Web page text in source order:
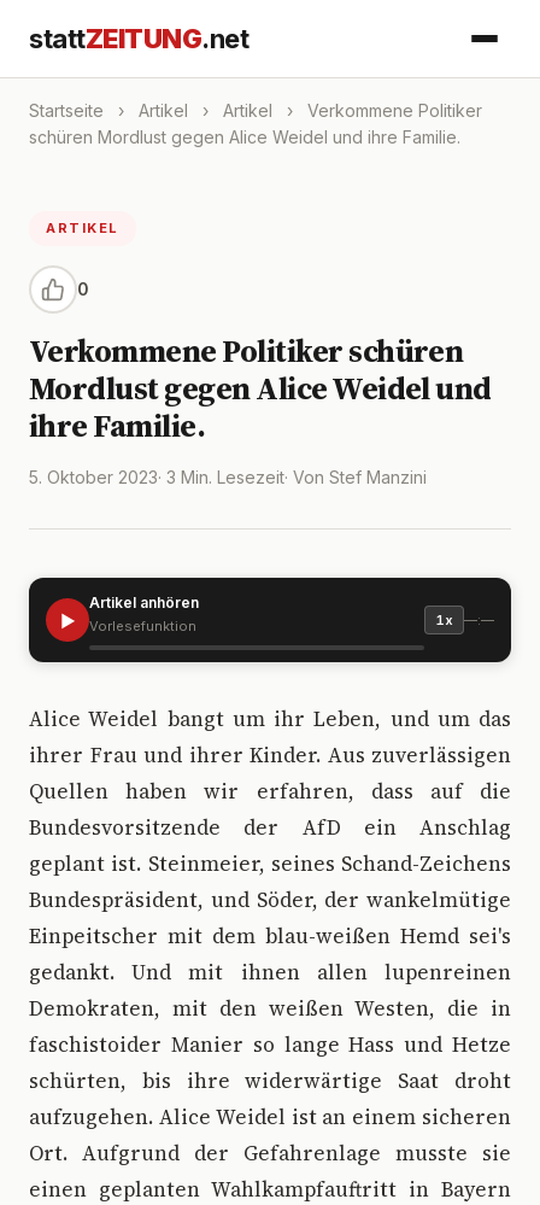
stattZEITUNG.net
Startseite › Artikel › Artikel ›
Verkommene Politiker
schüren Mordlust gegen Alice Weidel und ihre Familie.
ARTIKEL
0
Verkommene Politiker schüren
Mordlust gegen Alice Weidel und
ihre Familie.
5. Oktober 2023· 3 Min. Lesezeit· Von Stef Manzini
▶
Artikel anhören
Vorlesefunktion 1x —:—
Alice Weidel bangt um ihr Leben, und um das
ihrer Frau und ihrer Kinder. Aus zuverlässigen
Quellen haben wir erfahren, dass auf die
Bundesvorsitzende der AfD ein Anschlag
geplant ist. Steinmeier, seines Schand-Zeichens
Bundespräsident, und Söder, der wankelmütige
Einpeitscher mit dem blau-weißen Hemd sei's
gedankt. Und mit ihnen allen lupenreinen
Demokraten, mit den weißen Westen, die in
faschistoider Manier so lange Hass und Hetze
schürten, bis ihre widerwärtige Saat droht
aufzugehen. Alice Weidel ist an einem sicheren
Ort. Aufgrund der Gefahrenlage musste sie
einen geplanten Wahlkampfauftritt in Bayern